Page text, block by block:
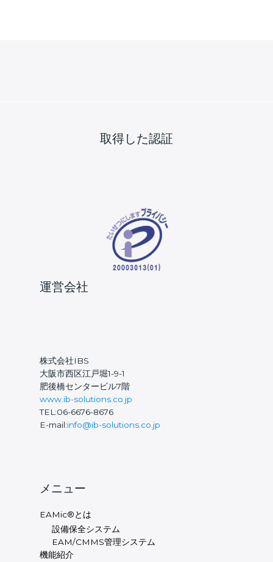
取得した認証
運営会社
株式会社IBS
大阪市西区江戸堀1-9-1
肥後橋センタービル7階
www.ib-solutions.co.jp
TEL:06-6676-8676
E-mail:info@ib-solutions.co.jp
メニュー
EAMic®とは
設備保全システム
EAM/CMMS管理システム
機能紹介